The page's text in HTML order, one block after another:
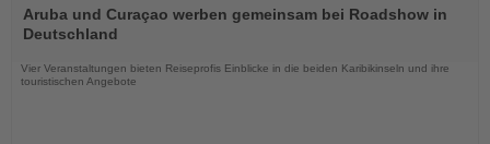
Sie
die
Aruba und Curaçao werben gemeinsam bei Roadshow in
Deutschland
Vier Veranstaltungen bieten Reiseprofis Einblicke in die beiden Karibikinseln und ihre
touristischen Angebote